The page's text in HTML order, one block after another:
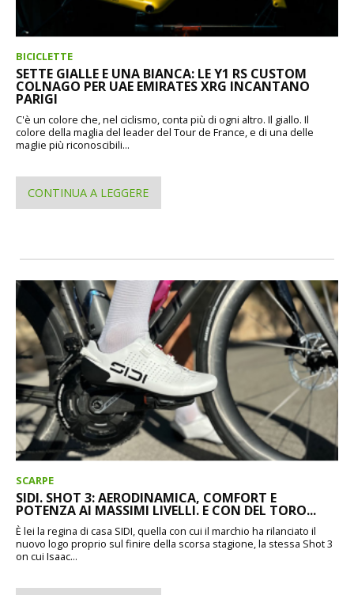
BICICLETTE
SETTE GIALLE E UNA BIANCA: LE Y1 RS CUSTOM
COLNAGO PER UAE EMIRATES XRG INCANTANO
PARIGI
C'è un colore che, nel ciclismo, conta più di ogni altro. Il giallo. Il
colore della maglia del leader del Tour de France, e di una delle
maglie più riconoscibili...
CONTINUA A LEGGERE
SCARPE
SIDI. SHOT 3: AERODINAMICA, COMFORT E
POTENZA AI MASSIMI LIVELLI. E CON DEL TORO...
È lei la regina di casa SIDI, quella con cui il marchio ha rilanciato il
nuovo logo proprio sul finire della scorsa stagione, la stessa Shot 3
on cui Isaac...